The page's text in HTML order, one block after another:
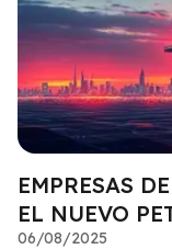
EMPRESAS
EL NUEVO
06/08/2025